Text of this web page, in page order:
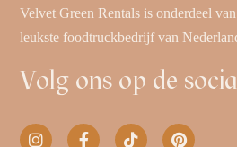
Velvet Green Rentals is onderdeel
leukste foodtruckbedrijf van
Volg ons op de